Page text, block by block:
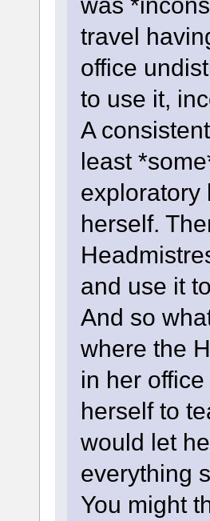
travel
office
to use it,
A
least
exploratory
herself.
and use it
And so
where the
in her
herself to
would let
everything
You might